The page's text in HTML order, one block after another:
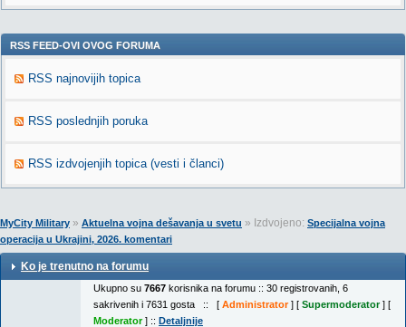
RSS FEED-OVI OVOG FORUMA
RSS najnovijih topica
RSS poslednjih poruka
RSS izdvojenjih topica (vesti i članci)
MyCity Military » Aktuelna vojna dešavanja u svetu » Izdvojeno: Specijalna vojna
operacija u Ukrajini, 2026. komentari
Ko je trenutno na forumu
Ukupno su 7667 korisnika na forumu :: 30 registrovanih, 6
sakrivenih i 7631 gosta :: [ Administrator] [ Supermoderator] [
Moderator] :: Detaljnije